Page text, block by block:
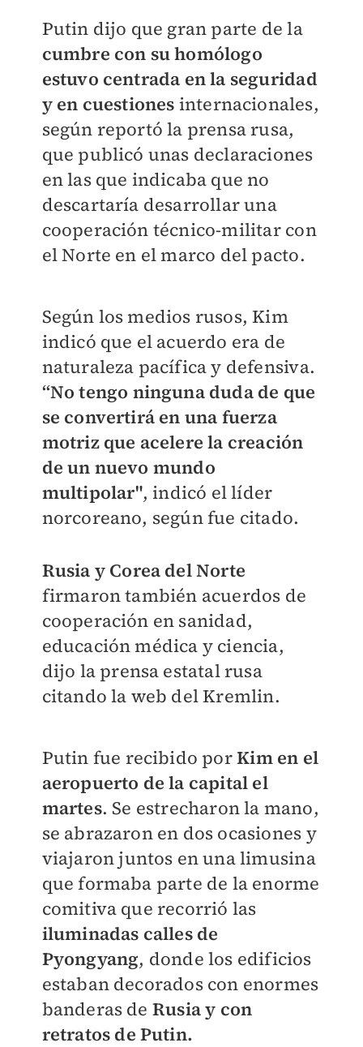
Putin dijo que gran parte de la
cumbre con su homólogo
estuvo centrada en la seguridad
y en cuestiones internacionales,
según reportó la prensa rusa,
que publicó unas declaraciones
en las que indicaba que no
descartaría desarrollar una
cooperación técnico-militar con
el Norte en el marco del pacto.
Según los medios rusos, Kim
indicó que el acuerdo era de
naturaleza pacífica y defensiva.
“No tengo ninguna duda de que
se convertirá en una fuerza
motriz que acelere la creación
de un nuevo mundo
multipolar", indicó el líder
norcoreano, según fue citado.
Rusia y Corea del Norte
firmaron también acuerdos de
cooperación en sanidad,
educación médica y ciencia,
dijo la prensa estatal rusa
citando la web del Kremlin.
Putin fue recibido porKim en el
aeropuerto de la capital el
martes. Se estrecharon la mano,
se abrazaron en dos ocasiones y
viajaron juntos en una limusina
que formaba parte de la enorme
comitiva que recorrió las
iluminadas calles de
Pyongyang, donde los edificios
estaban decorados con enormes
banderas de Rusia y con
retratos de Putin.